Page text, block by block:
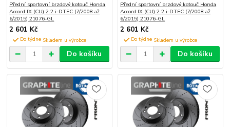
Přední sportovní brzdový kotouč Honda
Accord IX (CU) 2.2 i-DTEC (7/2008 až
6/2015) 21076-GL
2 601 Kč
Do týdne
Do košíku
Přední sportovní brzdový kotouč Honda
Accord IX (CU) 2.2 i-DTEC (7/2008 až
6/2015) 21076-GL
2 601 Kč
Do týdne
Do košíku